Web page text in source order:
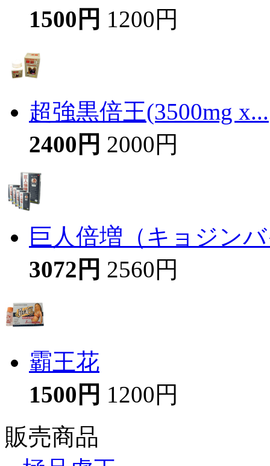
1500円 1200円
超強黒倍王(3500mg x...
2400円 2000円
巨人倍増（キョジン
3072円 2560円
霸王花
1500円 1200円
販売商品